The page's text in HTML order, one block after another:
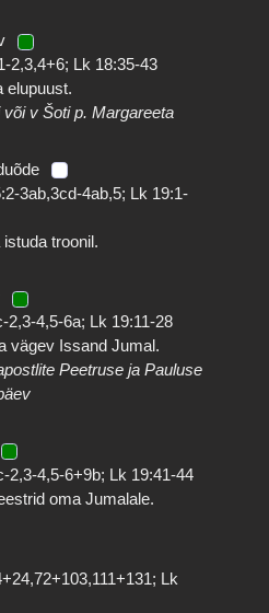
2,3,4+6; Lk 18:35-43
elupuust.
v Šoti p. Margareeta
3ab,3cd-4ab,5; Lk 19:1-
troonil.
2,3-4,5-6a; Lk 19:11-28
vägev Issand Jumal.
Peetruse ja Pauluse
2,3-4,5-6+9b; Lk 19:41-44
oma Jumalale.
Lk